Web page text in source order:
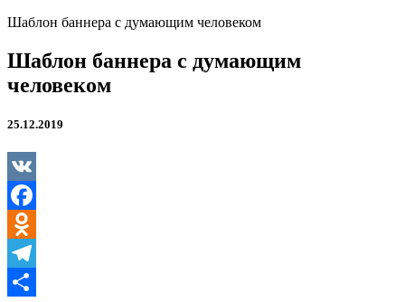
Шаблон баннера с думающим человеком
Шаблон баннера с думающим
человеком
25.12.2019
VK
Facebook
Odnoklassniki
Telegram